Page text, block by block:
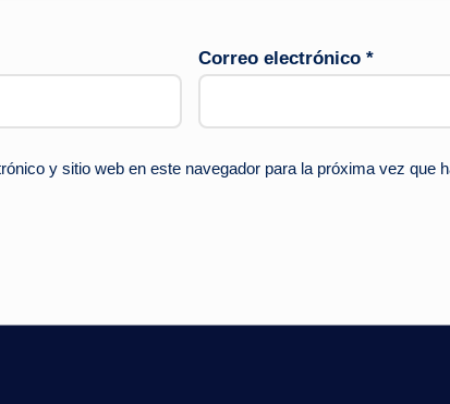
Correo electrónico *
y sitio web en este navegador para la próxima vez que